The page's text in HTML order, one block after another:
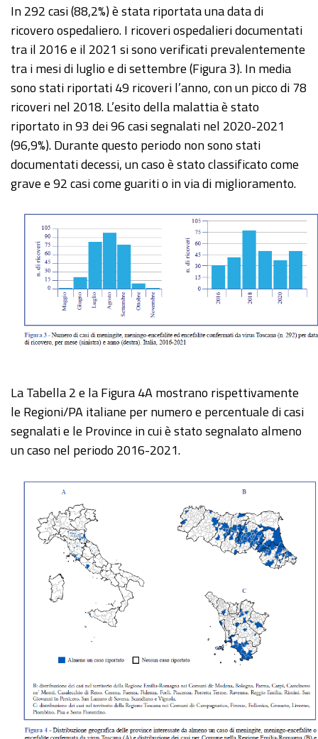
In 292 casi (88,2%) è stata riportata una data di
ricovero ospedaliero. I ricoveri ospedalieri documentati
tra il 2016 e il 2021 si sono verificati prevalentemente
tra i mesi di luglio e di settembre (Figura 3). In media
sono stati riportati 49 ricoveri l’anno, con un picco di 78
ricoveri nel 2018. L’esito della malattia è stato
riportato in 93 dei 96 casi segnalati nel 2020-2021
(96,9%). Durante questo periodo non sono stati
documentati decessi, un caso è stato classificato come
grave e 92 casi come guariti o in via di miglioramento.
La Tabella 2 e la Figura 4A mostrano rispettivamente
le Regioni/PA italiane per numero e percentuale di casi
segnalati e le Province in cui è stato segnalato almeno
un caso nel periodo 2016-2021.